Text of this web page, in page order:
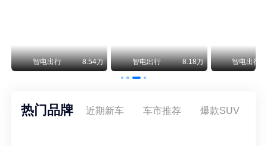
智电出行 8.54万 智电出行 8.18万 智电出行
热门品牌 近期新车 车市推荐 爆款SUV